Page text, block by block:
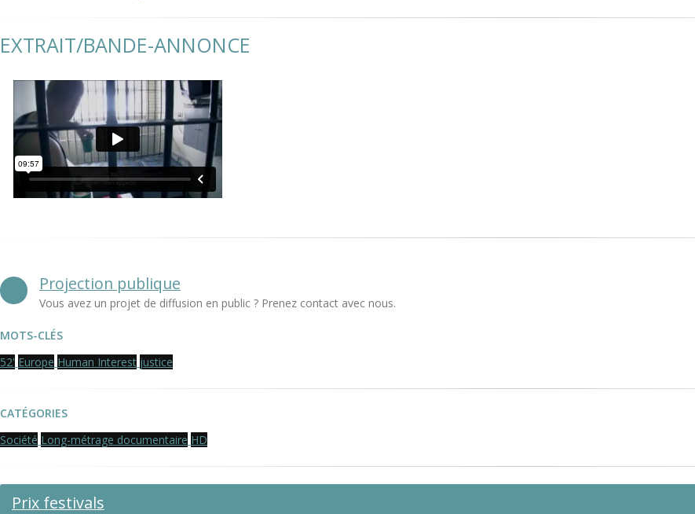
EXTRAIT/BANDE-ANNONCE
Projection publique
Vous avez un projet de diffusion en public ? Prenez contact avec nous.
MOTS-CLÉS
52' Europe Human Interest justice
CATÉGORIES
Société Long-métrage documentaire HD
Prix festivals